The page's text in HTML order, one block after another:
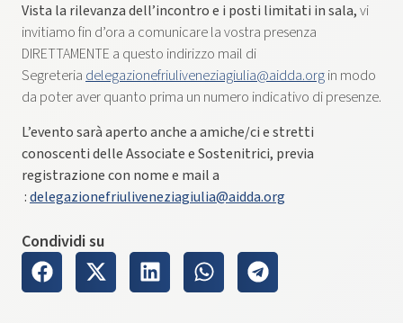
Vista la rilevanza dell’incontro e i posti limitati in sala,vi
invitiamo fin d’ora a comunicare la vostra presenza
DIRETTAMENTE a questo indirizzo mail di
Segreteria delegazionefriuliveneziagiulia@aidda.orgin modo
da poter aver quanto prima un numero indicativo di presenze.
L’evento sarà aperto anche a amiche/ci e stretti
conoscenti delle Associate e Sostenitrici, previa
registrazione con nome e mail a
:delegazionefriuliveneziagiulia@aidda.org
Condividi su